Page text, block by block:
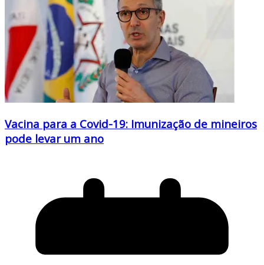
Vacina para a Covid-19: Imunização de mineiros
pode levar um ano